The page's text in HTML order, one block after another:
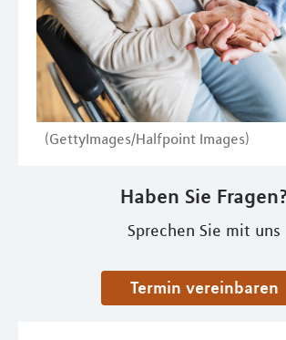
(GettyImages/Halfpoint Images)
Haben Sie
Sprechen Sie mit uns
Termin vereinbaren